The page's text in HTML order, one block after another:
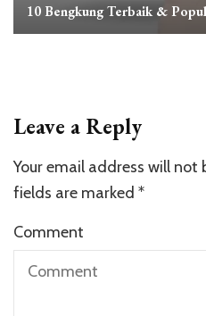
10 Bengkung Terbaik &
Leave a Reply
Your email address will not
fields are marked *
Comment